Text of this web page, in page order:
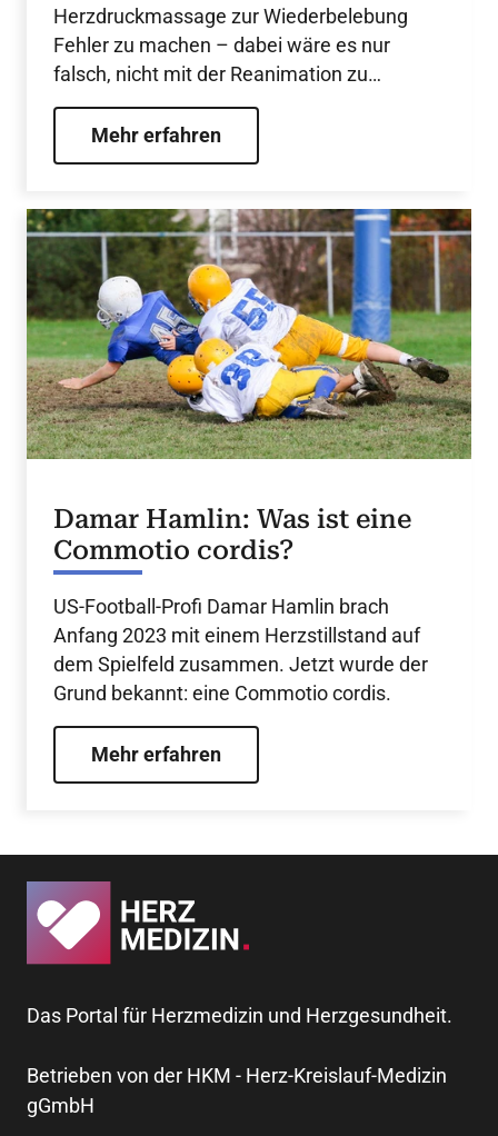
Herzdruckmassage zur Wiederbelebung
Fehler zu machen – dabei wäre es nur
falsch, nicht mit der Reanimation zu
beginnen.
Mehr erfahren
Damar Hamlin: Was ist eine
Commotio cordis?
US-Football-Profi Damar Hamlin brach
Anfang 2023 mit einem Herzstillstand auf
dem Spielfeld zusammen. Jetzt wurde der
Grund bekannt: eine Commotio cordis.
Mehr erfahren
Das Portal für Herzmedizin und Herzgesundheit.
Betrieben von der HKM - Herz-Kreislauf-Medizin
gGmbH